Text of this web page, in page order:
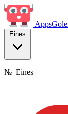
Apps
Eines
№ Eines